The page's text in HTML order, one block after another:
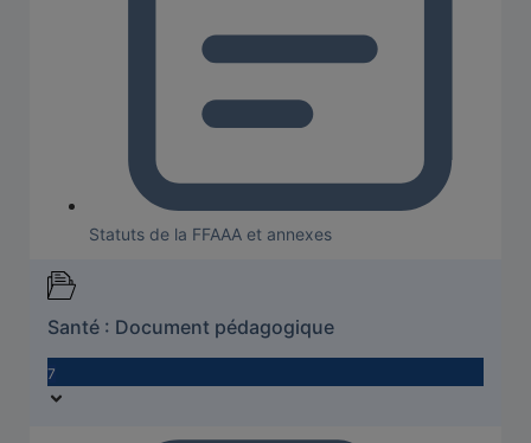
Statuts de la FFAAA et annexes
Santé : Document pédagogique
7